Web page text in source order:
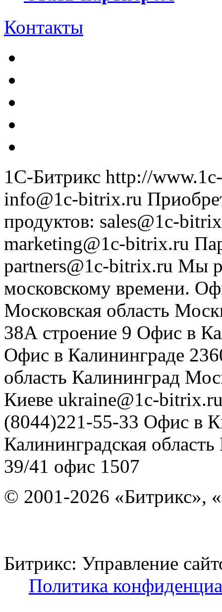
Контакты
1С-Битрикс http://
info@1c-bitrix.ru
продуктов: sales@1c-
marketing@1c-bitrix.ru
partners@1c-bitrix.ru Мы
московскому времени.
Московская область
38А строение 9 Офис в
Офис в Калининграде
область Калининград
Киеве ukraine@1c-
(8044)221-55-33 Офис в
Калининградская область
39/41 офис 1507
© 2001-2026 «Битрикс»,
Битрикс: Управление
Политика